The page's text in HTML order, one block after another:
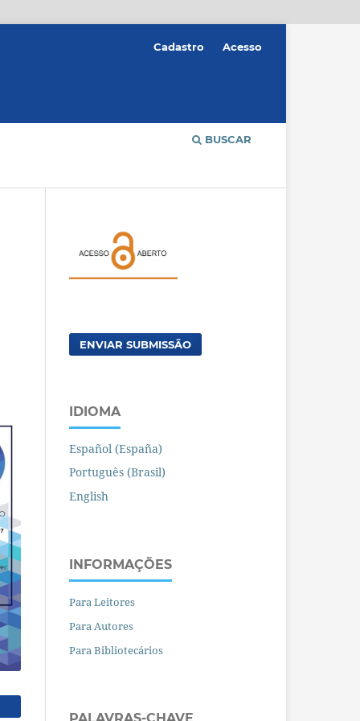
BUSCAR
Cadastro Acesso
ENVIAR SUBMISSÃO
IDIOMA
Español (España)
Português (Brasil)
English
INFORMAÇÕES
Para Leitores
Para Autores
Para Bibliotecários